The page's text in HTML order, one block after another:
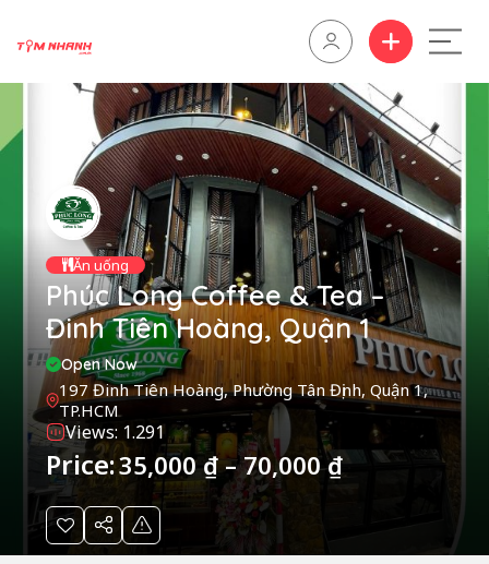
Ăn uống
Phúc Long Coffee & Tea –
Đinh Tiên Hoàng, Quận 1
Open Now
197 Đinh Tiên Hoàng, Phường Tân Định, Quận 1,
TP.HCM
Views: 1.291
Price:35,000₫ – 70,000₫